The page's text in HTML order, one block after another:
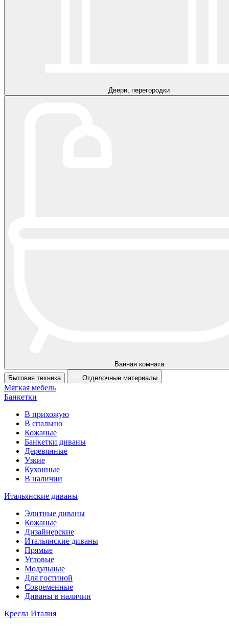
Двери, перегородки
Ванная комната
Бытовая техника
Отделочные материалы
Мягкая мебель
Банкетки
В прихожую
В спальню
Кожаные
Банкетки диваны
Деревянные
Узкие
Кухонные
В наличии
Итальянские диваны
Элитные диваны
Кожаные
Дизайнерские
Итальянские диваны
Прямые
Угловые
Модульные
Для гостиной
Современные
Диваны в наличии
Кресла Италия